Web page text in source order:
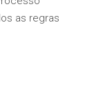
as regras